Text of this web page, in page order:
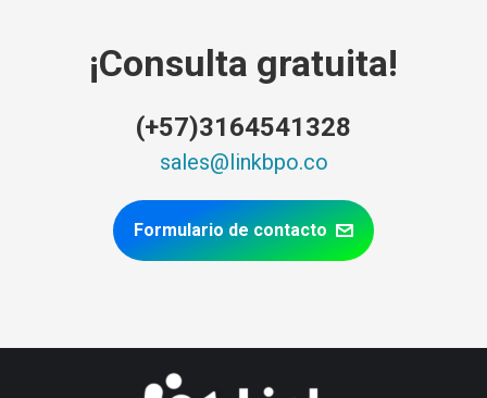
¡Consulta gratuita!
(+57)3164541328
sales@linkbpo.co
Formulario de contacto